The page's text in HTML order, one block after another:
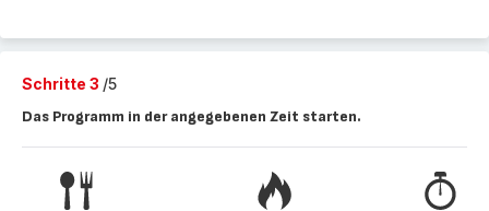
Schritte 3 /5
Das Programm in der angegebenen Zeit starten.